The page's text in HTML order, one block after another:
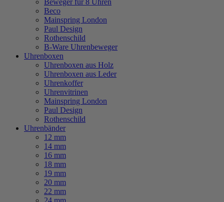
Beweger für 8 Uhren
Beco
Mainspring London
Paul Design
Rothenschild
B-Ware Uhrenbeweger
Uhrenboxen
Uhrenboxen aus Holz
Uhrenboxen aus Leder
Uhrenkoffer
Uhrenvitrinen
Mainspring London
Paul Design
Rothenschild
Uhrenbänder
12 mm
14 mm
16 mm
18 mm
19 mm
20 mm
22 mm
24 mm